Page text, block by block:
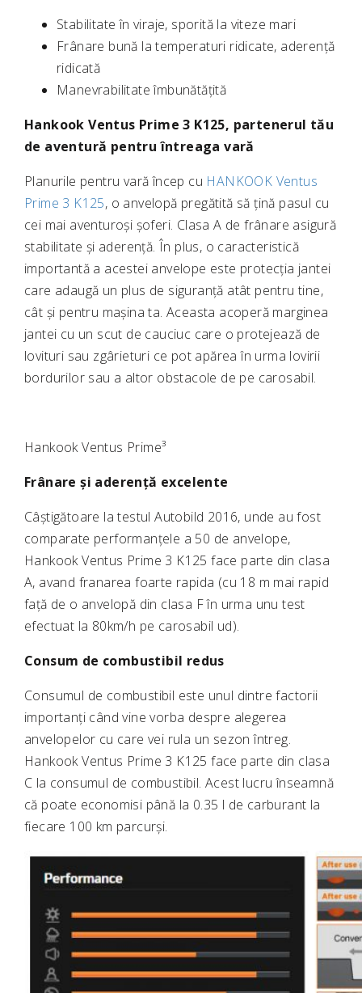
Stabilitate în viraje, sporită la viteze mari
Frânare bună la temperaturi ridicate, aderență
ridicată
Manevrabilitate îmbunătățită
Hankook Ventus Prime 3 K125, partenerul tău
de aventură pentru întreaga vară
Planurile pentru vară încep cu HANKOOK Ventus
Prime 3 K125, o anvelopă pregătită să țină pasul cu
cei mai aventuroși șoferi. Clasa A de frânare asigură
stabilitate și aderență. În plus, o caracteristică
importantă a acestei anvelope este protecția jantei
care adaugă un plus de siguranță atât pentru tine,
cât și pentru mașina ta. Aceasta acoperă marginea
jantei cu un scut de cauciuc care o protejează de
lovituri sau zgârieturi ce pot apărea în urma lovirii
bordurilor sau a altor obstacole de pe carosabil.
Hankook Ventus Prime³
Frânare și aderență excelente
Câștigătoare la testul Autobild 2016, unde au fost
comparate performanțele a 50 de anvelope,
Hankook Ventus Prime 3 K125 face parte din clasa
A, avand franarea foarte rapida (cu 18 m mai rapid
față de o anvelopă din clasa F în urma unu test
efectuat la 80km/h pe carosabil ud).
Consum de combustibil redus
Consumul de combustibil este unul dintre factorii
importanți când vine vorba despre alegerea
anvelopelor cu care vei rula un sezon întreg.
Hankook Ventus Prime 3 K125 face parte din clasa
C la consumul de combustibil. Acest lucru înseamnă
că poate economisi până la 0.35 l de carburant la
fiecare 100 km parcurși.